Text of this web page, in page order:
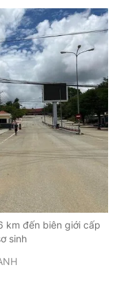
quảng cáo
404
soạn
km đến biên giới cấp
sinh